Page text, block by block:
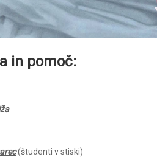
in pomoč:
(študenti v stiski)